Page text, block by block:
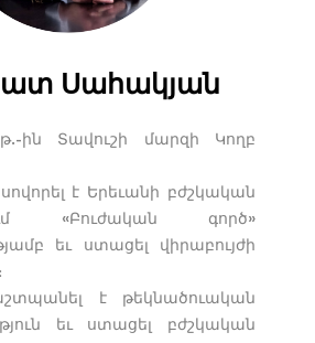
Սահակյան
ին Տավուշի մարզի Կողբ
է Երեւանի բժշկական
«Բուժական գործ»
եւ ստացել վիրաբույժի
է թեկնածուական
եւ ստացել բժշկական